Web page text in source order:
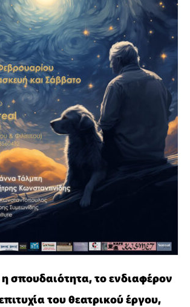
η σπουδαιότητα, το ενδιαφέρον
του θεατρικού έργου,